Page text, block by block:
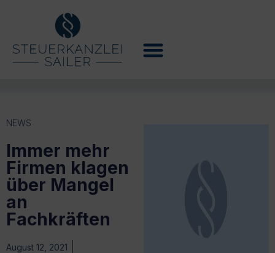
NEWS
Immer mehr
Firmen klagen
über Mangel
an
Fachkräften
August 12, 2021